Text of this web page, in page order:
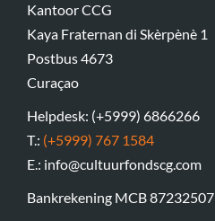
Kantoor CCG
Kaya Fraternan di Skèrpènè 1
Postbus 4673
Curaçao
Helpdesk: (+5999) 6866266
T.: (+5999) 767 1584
E.: info@cultuurfondscg.com
Bankrekening MCB 87232507